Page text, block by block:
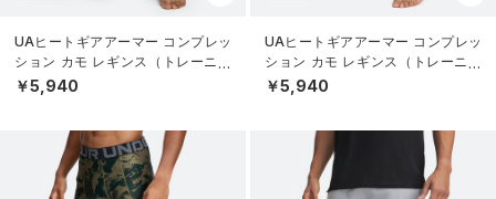
UAヒートギアアーマー コンプレッ
ション カモ レギンス（トレーニン
グ/MEN）
￥5,940
UAヒートギアアーマー コンプレッ
ション カモ レギンス（トレーニン
グ/MEN）
￥5,940